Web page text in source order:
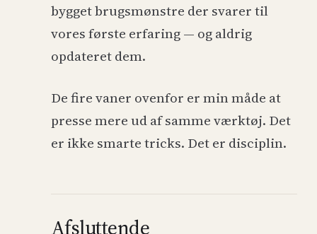
bygget brugsmønstre der svarer til
vores første erfaring — og aldrig
opdateret dem.
De fire vaner ovenfor er min måde at
presse mere ud af samme værktøj. Det
er ikke smarte tricks. Det er disciplin.
Afsluttende